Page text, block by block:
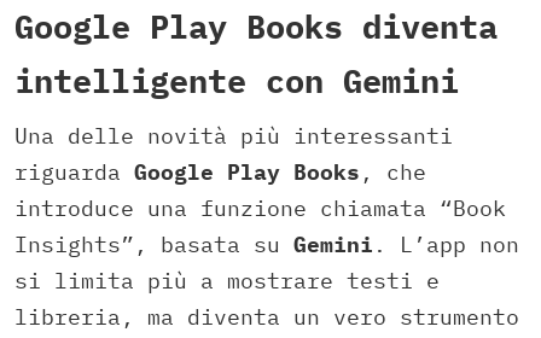
Google Play Books diventa
intelligente con Gemini
Una delle novità più interessanti
riguarda Google Play Books , che
introduce una funzione chiamata “Book
Insights”, basata su Gemini . L’app non
si limita più a mostrare testi e
libreria, ma diventa un vero strumento